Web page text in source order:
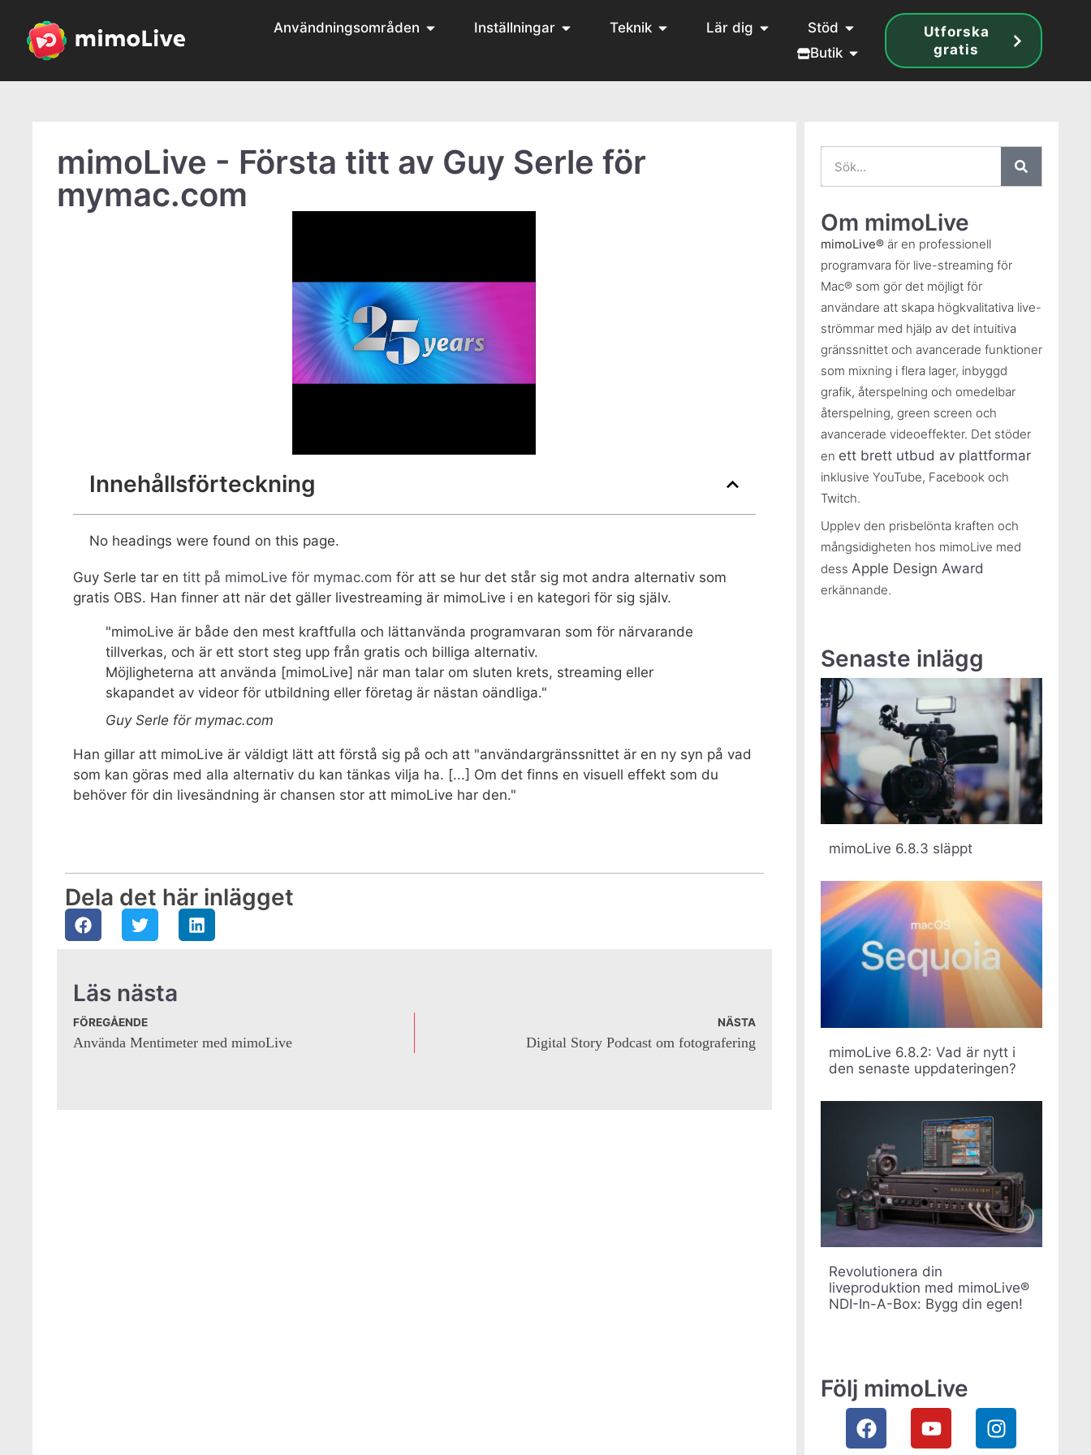
Användningsområden Inställningar Teknik Lär dig
Stöd
Butik
Utforska
gratis
mimoLive - Första titt av Guy Serle för
mymac.com
Innehållsförteckning
No headings were found on this page.
Guy Serle tar en titt på mimoLive för mymac.com för att se hur det står sig mot andra alternativ som
gratis OBS. Han finner att när det gäller livestreaming är mimoLive i en kategori för sig själv.
"mimoLive är både den mest kraftfulla och lättanvända programvaran som för närvarande
tillverkas, och är ett stort steg upp från gratis och billiga alternativ.
Möjligheterna att använda [mimoLive] när man talar om sluten krets, streaming eller
skapandet av videor för utbildning eller företag är nästan oändliga."
Guy Serle för mymac.com
Han gillar att mimoLive är väldigt lätt att förstå sig på och att "användargränssnittet är en ny syn på vad
som kan göras med alla alternativ du kan tänkas vilja ha. [...] Om det finns en visuell effekt som du
behöver för din livesändning är chansen stor att mimoLive har den."
Dela det här inlägget
Läs nästa
FÖREGÅENDE
Använda Mentimeter med mimoLive
NÄSTA
Digital Story Podcast om fotografering
Om mimoLive
mimoLive®är en professionell
programvara för live-streaming för
Mac® som gör det möjligt för
användare att skapa högkvalitativa live-
strömmar med hjälp av det intuitiva
gränssnittet och avancerade funktioner
som mixning i flera lager, inbyggd
grafik, återspelning och omedelbar
återspelning, green screen och
avancerade videoeffekter. Det stöder
en ett brett utbud av plattformar
inklusive YouTube, Facebook och
Twitch.
Upplev den prisbelönta kraften och
mångsidigheten hos mimoLive med
dess Apple Design Award
erkännande.
Senaste inlägg
mimoLive 6.8.3 släppt
mimoLive 6.8.2: Vad är nytt i
den senaste uppdateringen?
Revolutionera din
liveproduktion med mimoLive®
NDI-In-A-Box: Bygg din egen!
Följ mimoLive
JA
KO
UK